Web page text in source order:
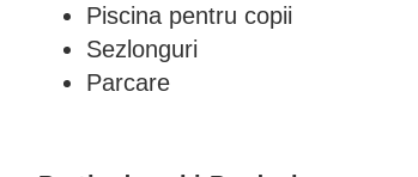
Piscina pentru copii
Sezlonguri
Parcare